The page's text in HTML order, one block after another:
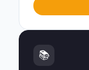
📚